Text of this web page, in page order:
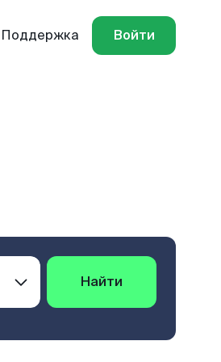
Поддержка Войти
Найти